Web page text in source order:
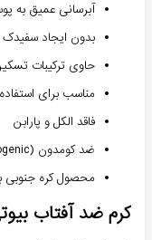
آبرسانی عمیق به
بدون ایجاد سفیدک
حاوی ترکیبات
مناسب برای
فاقد الکل و پارابن
ضد کومدون (Non-comedogenic) و بدون ایجاد جوش
محصول کره جنوبی با
کرم ضد آفتاب